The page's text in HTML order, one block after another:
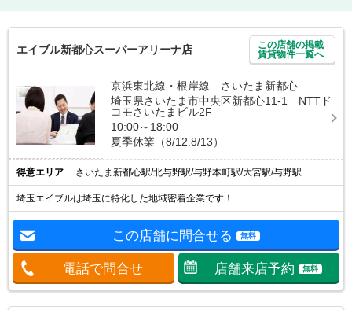
エイブル新都心スーパーアリーナ店
この店舗の掲載
賃貸物件一覧へ
京浜東北線・根岸線 さいたま新都心
埼玉県さいたま市中央区新都心11-1 NTTド
コモさいたまビル2F
10:00～18:00
夏季休業（8/12.8/13）
得意エリア さいたま新都心駅/北与野駅/与野本町駅/大宮駅/与野駅
埼玉エイブルは埼玉に特化した地域密着企業です！
この店舗に問合せる 無料
電話で問合せ 店舗来店予約 無料